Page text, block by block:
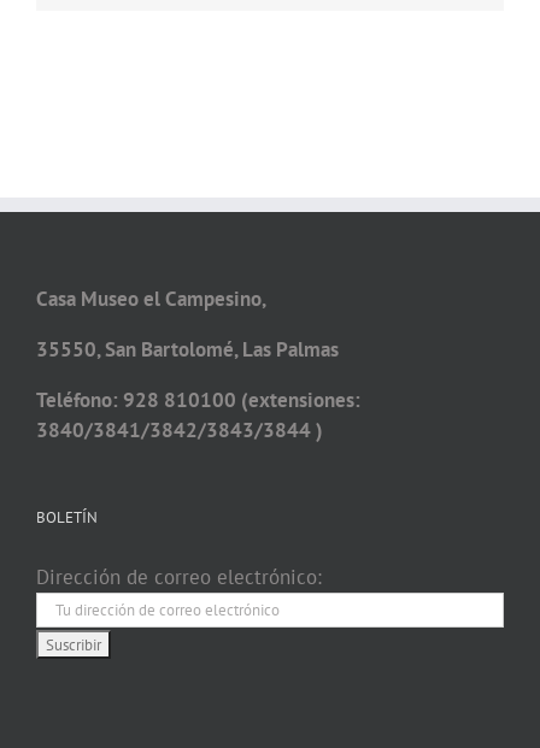
Casa Museo el Campesino,
35550, San Bartolomé, Las Palmas
Teléfono: 928 810100 (extensiones:
3840/3841/3842/3843/3844 )
BOLETÍN
Dirección de correo electrónico: